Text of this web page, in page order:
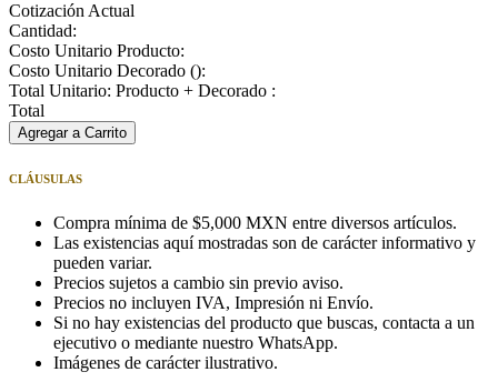
Cotización Actual
Cantidad:
Costo Unitario Producto:
Costo Unitario Decorado ():
Total Unitario: Producto + Decorado :
Total
Agregar a Carrito
CLÁUSULAS
Compra mínima de $5,000 MXN entre diversos artículos.
Las existencias aquí mostradas son de carácter informativo y
pueden variar.
Precios sujetos a cambio sin previo aviso.
Precios no incluyen IVA, Impresión ni Envío.
Si no hay existencias del producto que buscas, contacta a un
ejecutivo o mediante nuestro WhatsApp.
Imágenes de carácter ilustrativo.